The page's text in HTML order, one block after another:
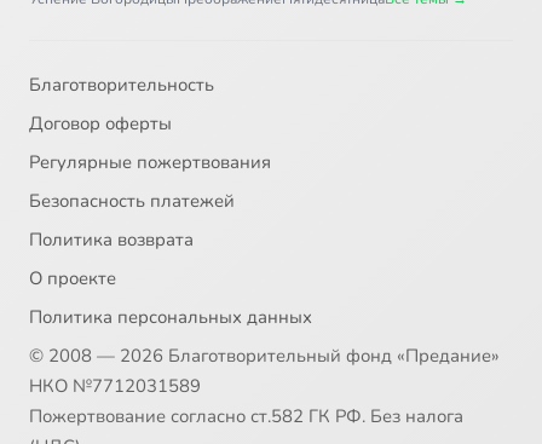
Благотворительность
Договор оферты
Регулярные пожертвования
Безопасность платежей
Политика возврата
О проекте
Политика персональных данных
© 2008 — 2026 Благотворительный фонд «Предание»
НКО №7712031589
Пожертвование согласно ст.582 ГК РФ. Без налога